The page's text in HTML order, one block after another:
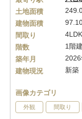
土地面積
建物面積
間取り
4LDK
階数
1階
築年月
2026
建物現況
新築
画像カテゴリ
外観 間取り